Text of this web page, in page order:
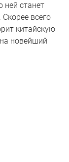
ней станет
всего
китайскую
новейший